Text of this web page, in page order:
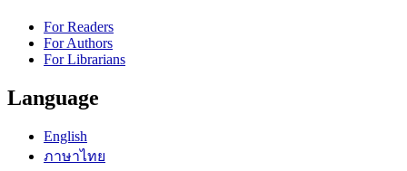
For Readers
For Authors
For Librarians
Language
English
ภาษาไทย